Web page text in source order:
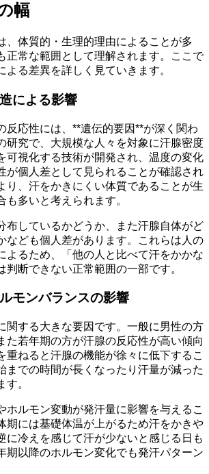
幅
、体質的・生理的理由によることが多
正常な範囲として理解されます。ここで
よる差異を詳しく見ていきます。
による影響
反応性には、**遺伝的要因**が深く関わ
研究で、大規模な人々を対象に汗腺密度
可視化する技術が開発され、温度の変化
が個人差として見られることが確認され
り、汗をかきにくい体質であることが生
も多いと考えられます。
布しているかどうか、また汗腺自体がど
なども個人差があります。これらは人の
よるため、「他の人と比べて汗をかかな
判断できない正常範囲の一部です。
モンバランスの影響
関する大きな要因です。一般に男性の方
た若年期の方が汗腺の反応性が高い傾向
重ねると汗腺の機能が徐々に低下するこ
までの時間が長くなったり汗量が減った
す。
ホルモン変動が発汗量に影響を与えるこ
期には基礎体温が上がるため汗をかきや
に冷えを感じて汗が少ないと感じる日も
期以降のホルモン変化でも発汗パターン